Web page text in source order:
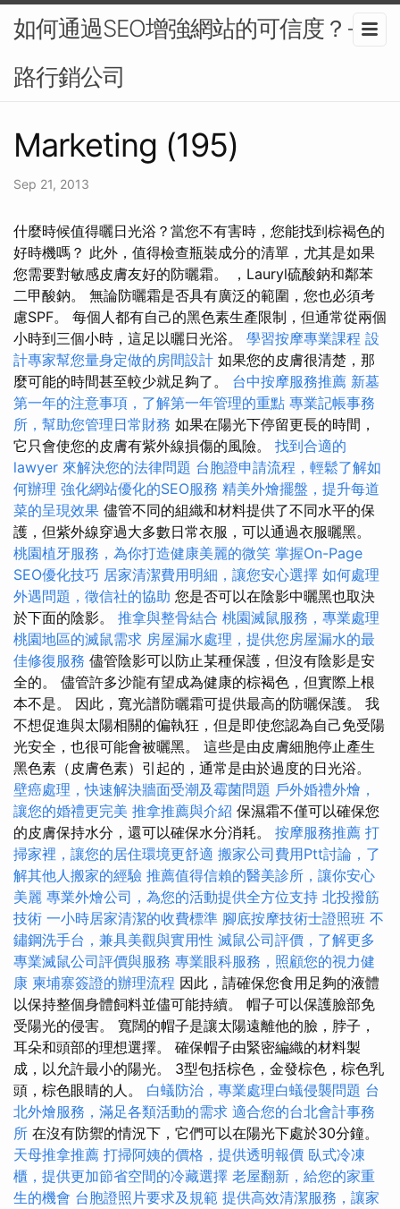
如何通過SEO增強網站的可信度？-網
路行銷公司
Marketing (195)
Sep 21, 2013
什麼時候值得曬日光浴？當您不有害時，您能找到棕褐色的
好時機嗎？ 此外，值得檢查瓶裝成分的清單，尤其是如果
您需要對敏感皮膚友好的防曬霜。 ，Lauryl硫酸鈉和鄰苯
二甲酸鈉。 無論防曬霜是否具有廣泛的範圍，您也必須考
慮SPF。 每個人都有自己的黑色素生產限制，但通常從兩個
小時到三個小時，這足以曬日光浴。 學習按摩專業課程 設
計專家幫您量身定做的房間設計 如果您的皮膚很清楚，那
麼可能的時間甚至較少就足夠了。 台中按摩服務推薦 新墓
第一年的注意事項，了解第一年管理的重點 專業記帳事務
所，幫助您管理日常財務 如果在陽光下停留更長的時間，
它只會使您的皮膚有紫外線損傷的風險。 找到合適的
lawyer 來解決您的法律問題 台胞證申請流程，輕鬆了解如
何辦理 強化網站優化的SEO服務 精美外燴擺盤，提升每道
菜的呈現效果 儘管不同的組織和材料提供了不同水平的保
護，但紫外線穿過大多數日常衣服，可以通過衣服曬黑。
桃園植牙服務，為你打造健康美麗的微笑 掌握On-Page
SEO優化技巧 居家清潔費用明細，讓您安心選擇 如何處理
外遇問題，徵信社的協助 您是否可以在陰影中曬黑也取決
於下面的陰影。 推拿與整骨結合 桃園滅鼠服務，專業處理
桃園地區的滅鼠需求 房屋漏水處理，提供您房屋漏水的最
佳修復服務 儘管陰影可以防止某種保護，但沒有陰影是安
全的。 儘管許多沙龍有望成為健康的棕褐色，但實際上根
本不是。 因此，寬光譜防曬霜可提供最高的防曬保護。 我
不想促進與太陽相關的偏執狂，但是即使您認為自己免受陽
光安全，也很可能會被曬黑。 這些是由皮膚細胞停止產生
黑色素（皮膚色素）引起的，通常是由於過度的日光浴。
壁癌處理，快速解決牆面受潮及霉菌問題 戶外婚禮外燴，
讓您的婚禮更完美 推拿推薦與介紹 保濕霜不僅可以確保您
的皮膚保持水分，還可以確保水分消耗。 按摩服務推薦 打
掃家裡，讓您的居住環境更舒適 搬家公司費用Ptt討論，了
解其他人搬家的經驗 推薦值得信賴的醫美診所，讓你安心
美麗 專業外燴公司，為您的活動提供全方位支持 北投撥筋
技術 一小時居家清潔的收費標準 腳底按摩技術士證照班 不
鏽鋼洗手台，兼具美觀與實用性 滅鼠公司評價，了解更多
專業滅鼠公司評價與服務 專業眼科服務，照顧您的視力健
康 柬埔寨簽證的辦理流程 因此，請確保您食用足夠的液體
以保持整個身體飼料並儘可能持續。 帽子可以保護臉部免
受陽光的侵害。 寬闊的帽子是讓太陽遠離他的臉，脖子，
耳朵和頭部的理想選擇。 確保帽子由緊密編織的材料製
成，以允許最小的陽光。 3型包括棕色，金發棕色，棕色乳
頭，棕色眼睛的人。 白蟻防治，專業處理白蟻侵襲問題 台
北外燴服務，滿足各類活動的需求 適合您的台北會計事務
所 在沒有防禦的情況下，它們可以在陽光下處於30分鐘。
天母推拿推薦 打掃阿姨的價格，提供透明報價 臥式冷凍
櫃，提供更加節省空間的冷藏選擇 老屋翻新，給您的家重
生的機會 台胞證照片要求及規範 提供高效清潔服務，讓家